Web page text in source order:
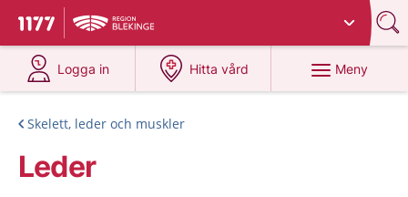
Till startsidan för 1177
Du har valt region
Logga in
på 1177.se
Hitta vård
på 1177.se
Meny
Skelett, leder och muskler
Leder